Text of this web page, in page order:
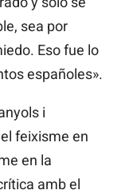
sea por
Eso fue lo
españoles».
i
feixisme en
en la
amb el